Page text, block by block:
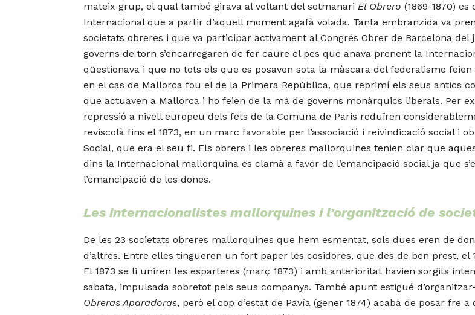
mateix grup, el qual també girava al voltant del setmanari El Obrero (1869-1870)
Internacional que a partir d’aquell moment agafà volada. Tanta embranzida va
societats obreres i que va participar activament al Congrés Obrer de Barcelona
governs de torn s’encarregaren de fer caure el pes que anava prenent la
qüestionava i que no tots els que es posaven sota la màscara del federalisme
en el cas de Mallorca fou el de la Primera República, que reprimí els seus antics
que actuaven a Mallorca i ho feien de la mà de governs monàrquics liberals. Per
repressió a nivell europeu dels fets de la Comuna de Paris reduïren
reviscolà fins el 1873, en un marc favorable per l’associació i reivindicació social i
Social, que era el seu fi. Els obrers i les obreres mallorquines tenien clar que
dins la Internacional mallorquina es clamà a favor de l’emancipació social ja que
l’emancipació de les dones.
Les internacionalistes mallorquines i l’organització de
De les 23 societats obreres mallorquines que hem esmentat, sols dues eren de
d’altres. Entre elles tingueren un fort paper les cosidores, que des de ben prest, el
El 1873 se li uniren les esparteres (març 1873) i amb anterioritat havien sorgits
sabata, impulsada sobretot pels seus companys. També apunt estigué
Obreras Aparadoras, però el cop d’estat de Pavía (gener 1874) acabà de posar fre